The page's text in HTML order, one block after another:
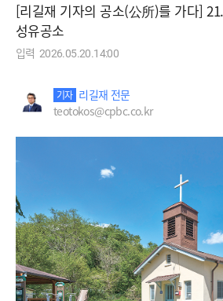
[리길재 기자의 공소(公所)를 가다]
성유공소
입력 2026.05.20.14:00
기자 리길재 전문
teotokos@cpbc.co.kr